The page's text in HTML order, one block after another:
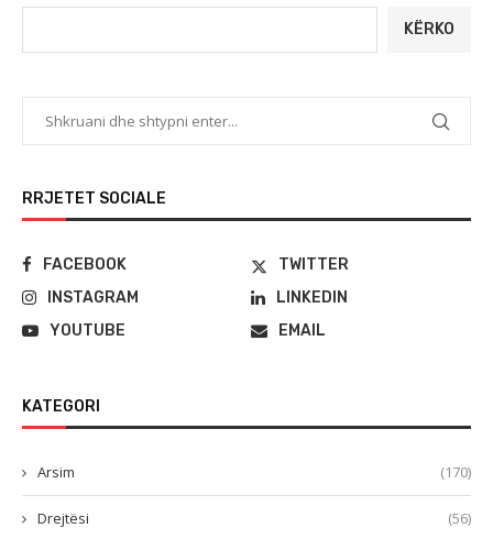
KËRKO
RRJETET SOCIALE
FACEBOOK
TWITTER
INSTAGRAM
LINKEDIN
YOUTUBE
EMAIL
KATEGORI
Arsim (170)
Drejtësi (56)